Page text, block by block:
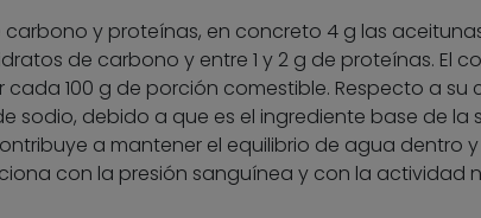
y proteínas, en concreto 4 g las
de carbono y entre 1 y 2 g de proteínas. El
cada 100 g de porción comestible. Respecto a su
sodio, debido a que es el ingrediente base de la
a mantener el equilibrio de agua dentro
con la presión sanguínea y con la actividad